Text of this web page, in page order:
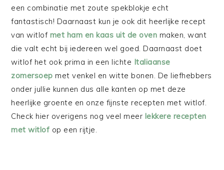
een combinatie met zoute spekblokje echt
fantastisch! Daarnaast kun je ook dit heerlijke recept
van witlof met ham en kaas uit de oven maken, want
die valt echt bij iedereen wel goed. Daarnaast doet
witlof het ook prima in een lichte Italiaanse
zomersoep met venkel en witte bonen. De liefhebbers
onder jullie kunnen dus alle kanten op met deze
heerlijke groente en onze fijnste recepten met witlof.
Check hier overigens nog veel meer lekkere recepten
met witlof op een rijtje.